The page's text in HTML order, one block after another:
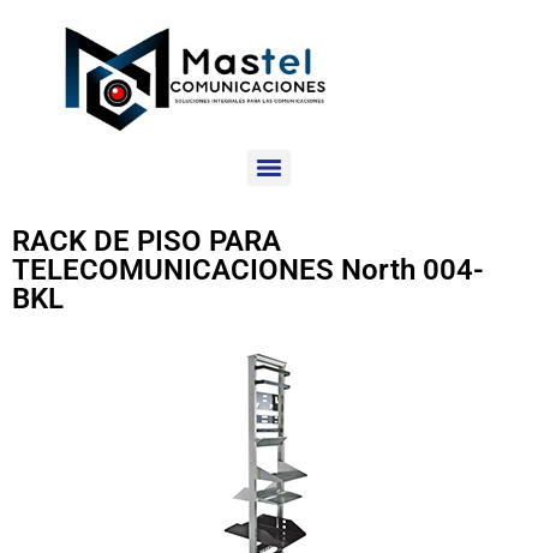
RACK DE PISO PARA
TELECOMUNICACIONES North 004-
BKL